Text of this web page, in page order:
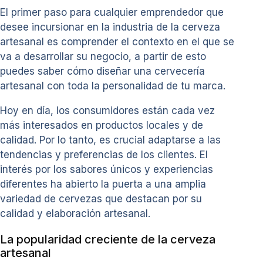
El primer paso para cualquier emprendedor que
desee incursionar en la industria de la cerveza
artesanal es comprender el contexto en el que se
va a desarrollar su negocio, a partir de esto
puedes saber cómo diseñar una cervecería
artesanal con toda la personalidad de tu marca.
Hoy en día, los consumidores están cada vez
más interesados en productos locales y de
calidad. Por lo tanto, es crucial adaptarse a las
tendencias y preferencias de los clientes. El
interés por los sabores únicos y experiencias
diferentes ha abierto la puerta a una amplia
variedad de cervezas que destacan por su
calidad y elaboración artesanal.
La popularidad creciente de la cerveza
artesanal